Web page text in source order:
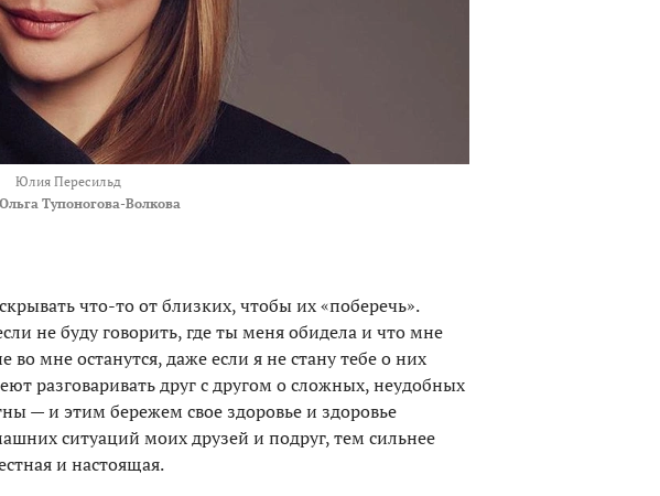
Юлия Пересильд
Тупоногова-Волкова
что-то от близких, чтобы их «поберечь».
не буду говорить, где ты меня обидела и что мне
мне останутся, даже если я не стану тебе о них
разговаривать друг с другом о сложных, неудобных
— и этим бережем свое здоровье и здоровье
ситуаций моих друзей и подруг, тем сильнее
и настоящая.